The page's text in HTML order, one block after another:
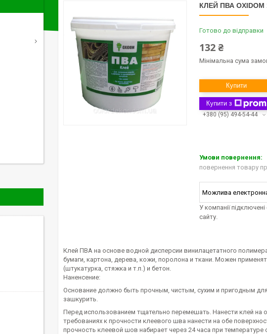
КЛЕЙ ПВА OXIDOM
Готово до відправки
132 ₴
Мінімальна сума
Купити
Купити з
+380 (95) 494-54-44
повернення товару
У компанії
сайту.
Клей ПВА на основе водной дисперсии винилацетатного
бумаги, картона, дерева, кожи, поролона и ткани. Можен
(штукатурка, стяжка и т.п.) и бетон.
Наненсение:
Основание должно быть прочным, чистым, сухим и пригодным
зашкурить.
Перед использованием тщательно перемешать. Нанести клей
требованиях к прочности клеевого шва нанести на обе
прочность клеевой шов набирает через 24 часа при температуре